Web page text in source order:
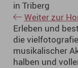
in Triberg
Weiter zur
Erleben und
die
musikalischer
halben und